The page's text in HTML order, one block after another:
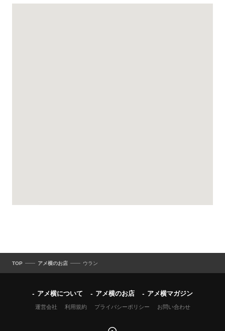
TOP アメ横のお店 ウラン
アメ横について アメ横のお店 アメ横マガジン
運営会社 利用規約 プライバシーポリシー お問い合わせ